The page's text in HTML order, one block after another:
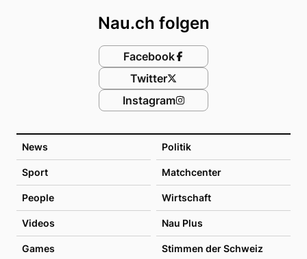
News Politik
Sport Matchcenter
People Wirtschaft
Videos Nau Plus
Games Stimmen der Schweiz
Nau.ch folgen
Facebook
Twitter
Instagram